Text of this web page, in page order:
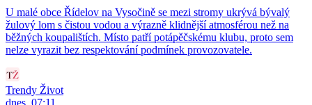
U malé obce Řídelov na Vysočině se mezi stromy ukrývá bývalý
žulový lom s čistou vodou a výrazně klidnější atmosférou než na
běžných koupalištích. Místo patří potápěčskému klubu, proto sem
nelze vyrazit bez respektování podmínek provozovatele.
Trendy Život
dnes, 07:11